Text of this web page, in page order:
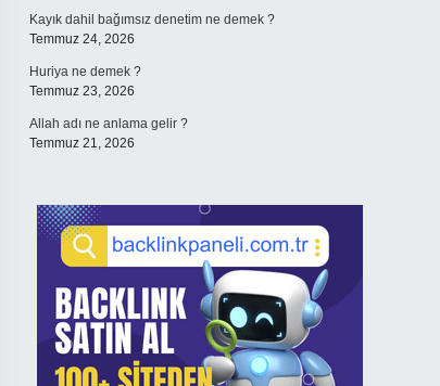
Kayık dahil bağımsız denetim ne demek ?
Temmuz 24, 2026
Huriya ne demek ?
Temmuz 23, 2026
Allah adı ne anlama gelir ?
Temmuz 21, 2026